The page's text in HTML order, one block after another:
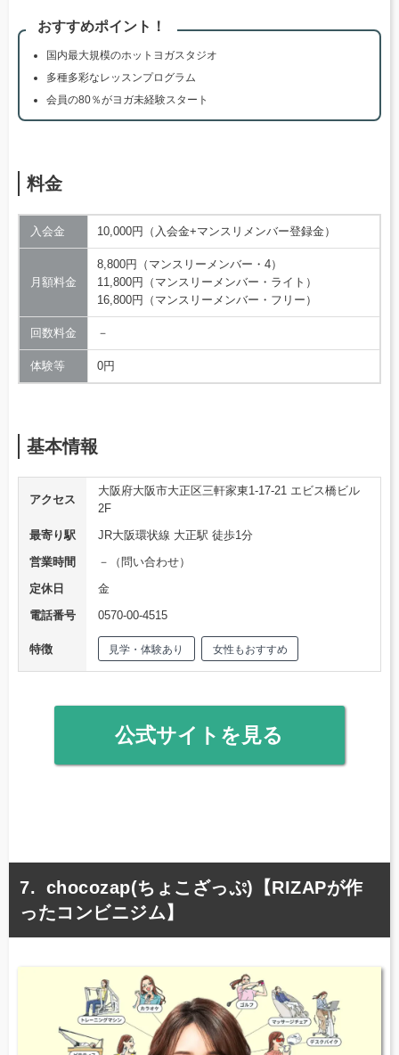
おすすめポイント！
国内最大規模のホットヨガスタジオ
多種多彩なレッスンプログラム
会員の80％がヨガ未経験スタート
料金
入会金 10,000円（入会金+マンスリメンバー登録金）
月額料金
8,800円（マンスリーメンバー・4）
11,800円（マンスリーメンバー・ライト）
16,800円（マンスリーメンバー・フリー）
回数料金 －
体験等 0円
基本情報
アクセス
大阪府大阪市大正区三軒家東1-17-21 エビス橋ビル
2F
最寄り駅
JR大阪環状線 大正駅 徒歩1分
営業時間
－（問い合わせ）
定休日
金
電話番号
0570-00-4515
特徴 見学・体験あり 女性もおすすめ
公式サイトを見る
chocozap(ちょこざっぷ)【RIZAPが作
ったコンビニジム】